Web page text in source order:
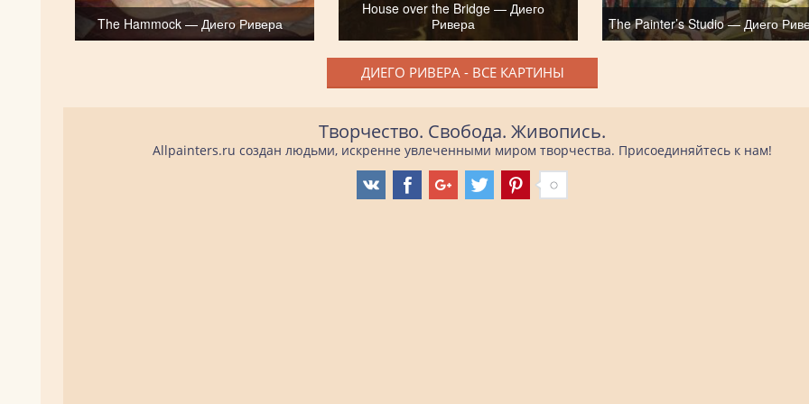
The Hammock — Диего Ривера
House over the Bridge — Диего
Ривера
The Painter’s Studio — Диего
ДИЕГО РИВЕРА - ВСЕ КАРТИНЫ
Творчество. Свобода. Живопись.
Allpainters.ru создан людьми, искренне увлеченными миром творчества. Присоединяйтесь к нам!